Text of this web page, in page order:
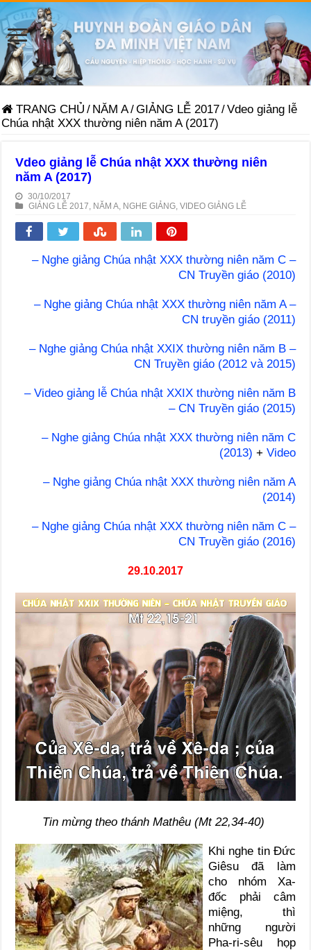
TRANG CHỦ / NĂM A/GIẢNG LỄ 2017/Vdeo giảng lễ
Chúa nhật XXX thường niên năm A (2017)
Vdeo giảng lễ Chúa nhật XXX thường niên
năm A (2017)
30/10/2017
GIẢNG LỄ 2017 NĂM A NGHE GIẢNG ,VIDEO GIẢNG LỄ
– Nghe giảng Chúa nhật XXX thường niên năm C –
CN Truyền giáo (2010)
– Nghe giảng Chúa nhật XXX thường niên năm A –
CN truyền giáo (2011)
– Nghe giảng Chúa nhật XXIX thường niên năm B –
CN Truyền giáo (2012 và 2015)
– Video giảng lễ Chúa nhật XXIX thường niên năm B
– CN Truyền giáo (2015)
– Nghe giảng Chúa nhật XXX thường niên năm C
(2013) + Video
– Nghe giảng Chúa nhật XXX thường niên năm A
(2014)
– Nghe giảng Chúa nhật XXX thường niên năm C –
CN Truyền giáo (2016)
29.10.2017
Tin mừng theo thánh Mathêu (Mt 22,34-40)
Khi nghe tin Đức
Giêsu đã làm
cho nhóm Xa-
đốc phải câm
miệng, thì
những người
Pha-ri-sêu họp